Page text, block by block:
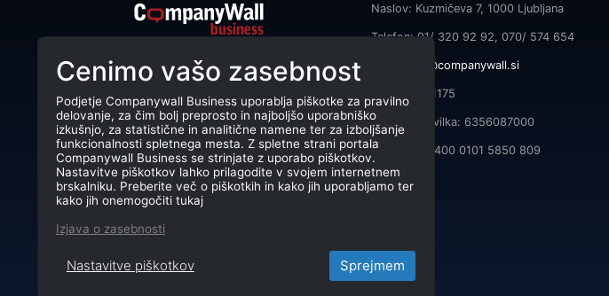
podjetjem pomaga izboljšati
poslovanje z iskanjem in povezovanjem
strank.
CompanyWall Business © 2026
Naslov: Kuzmičeva 7, 1000 Ljubljana
Telefon: 01/ 320 92 92, 070/ 574 654
info@companywall.si
DŠ: SI55591175
Matična številka: 6356087000
TRR: SI56 3400 0101 5850 809
Cenimo vašo zasebnost
Podjetje Companywall Business uporablja piškotke za pravilno
delovanje, za čim bolj preprosto in najboljšo uporabniško
izkušnjo, za statistične in analitične namene ter za izboljšanje
funkcionalnosti spletnega mesta. Z spletne strani portala
Companywall Business se strinjate z uporabo piškotkov.
Nastavitve piškotkov lahko prilagodite v svojem internetnem
brskalniku. Preberite več o piškotkih in kako jih uporabljamo ter
kako jih onemogočiti tukaj
Izjava o zasebnosti
Nastavitve piškotkov Sprejmem